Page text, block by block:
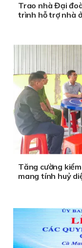
Trao nhà Đại
trình hỗ trợ nhà ở
Tăng cường
mang tính huỷ